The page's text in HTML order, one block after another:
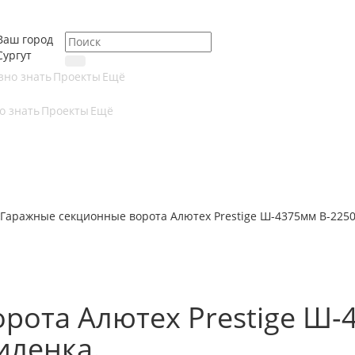
город
знатьПроекты Ещё
знатьПроекты Ещё
Гаражные секционные ворота Алютех Prestige Ш-4375мм В-
Алютех Prestige